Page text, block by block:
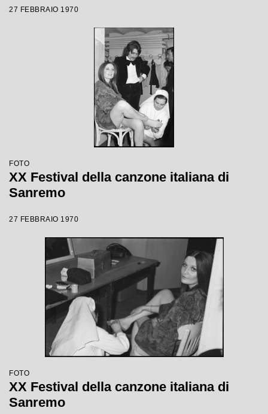
27 FEBBRAIO 1970
FOTO
XX Festival della canzone italiana di
Sanremo
27 FEBBRAIO 1970
FOTO
XX Festival della canzone italiana di
Sanremo